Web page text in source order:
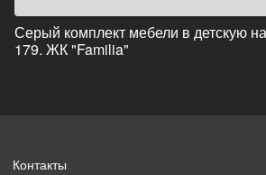
Серый комплект мебели в детскую
179. ЖК "Familia"
Контакты